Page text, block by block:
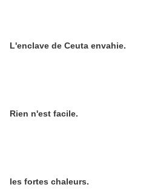
L'enclave de Ceuta envahie.
Rien n'est facile.
les fortes chaleurs.